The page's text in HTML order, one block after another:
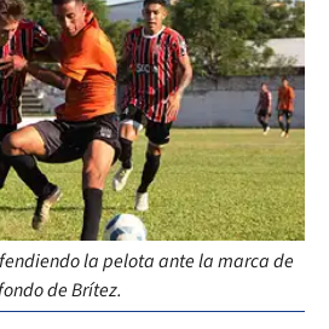
la pelota ante la marca de
de Brítez.